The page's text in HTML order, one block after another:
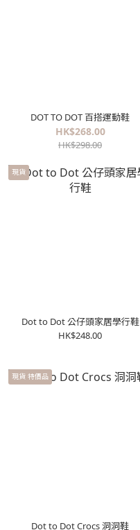
DOT TO DOT 百搭運動鞋
HK$268.00
HK$298.00
現貨
Dot to Dot 公仔頭家居學行鞋
HK$248.00
現貨 特價品
Dot to Dot Crocs 洞洞鞋